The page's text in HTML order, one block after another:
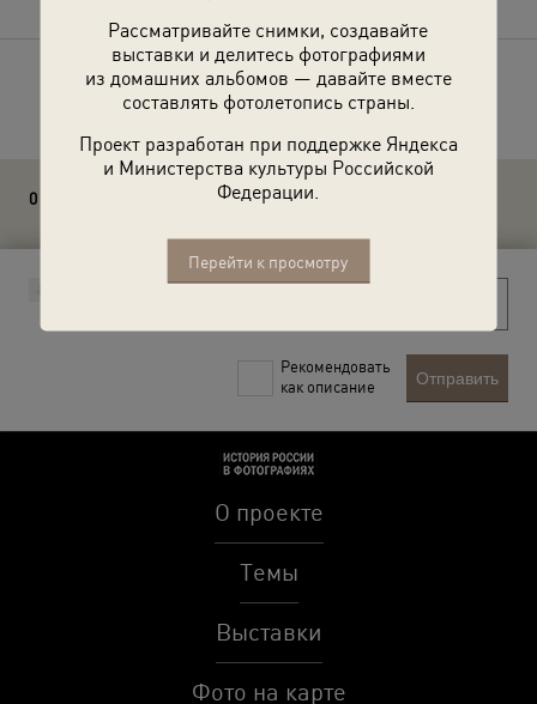
Рассматривайте снимки, создавайте
выставки и делитесь фотографиями
из домашних альбомов — давайте вместе
составлять фотолетопись страны.
Проект разработан при поддержке Яндекса
и Министерства культуры Российской
Федерации.
Перейти к просмотру
Расскажите друзьям об этом фото
0 комментариев
Рекомендовать
как описание
Отправить
О проекте
Темы
Выставки
Фото на карте